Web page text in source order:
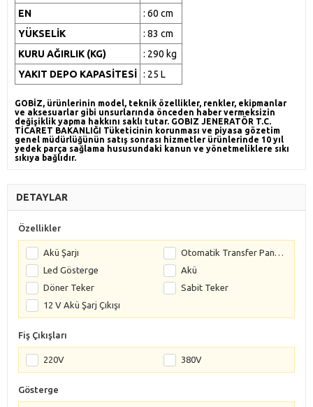
EN
: 60 cm
YÜKSELİK
: 83 cm
KURU AĞIRLIK (KG)
: 290 kg
YAKIT DEPO KAPASİTESİ : 25 L
GOBİZ, ürünlerinin model, teknik özellikler, renkler, ekipmanlar
ve aksesuarlar gibi unsurlarında önceden haber vermeksizin
değişiklik yapma hakkını saklı tutar. GOBIZ JENERATÖR T.C.
TİCARET BAKANLIĞI Tüketicinin korunması ve piyasa gözetim
genel müdürlüğünün satış sonrası hizmetler ürünlerinde 10 yıl
yedek parça sağlama hususundaki kanun ve yönetmeliklere sıkı
sıkıya bağlıdır.
DETAYLAR
Özellikler
Akü Şarjı
Otomatik Transfer Panosu (3P/4P)
Led Gösterge
Akü
Döner Teker
Sabit Teker
12 V Akü Şarj Çıkışı
Fiş Çıkışları
220V 380V
Gösterge